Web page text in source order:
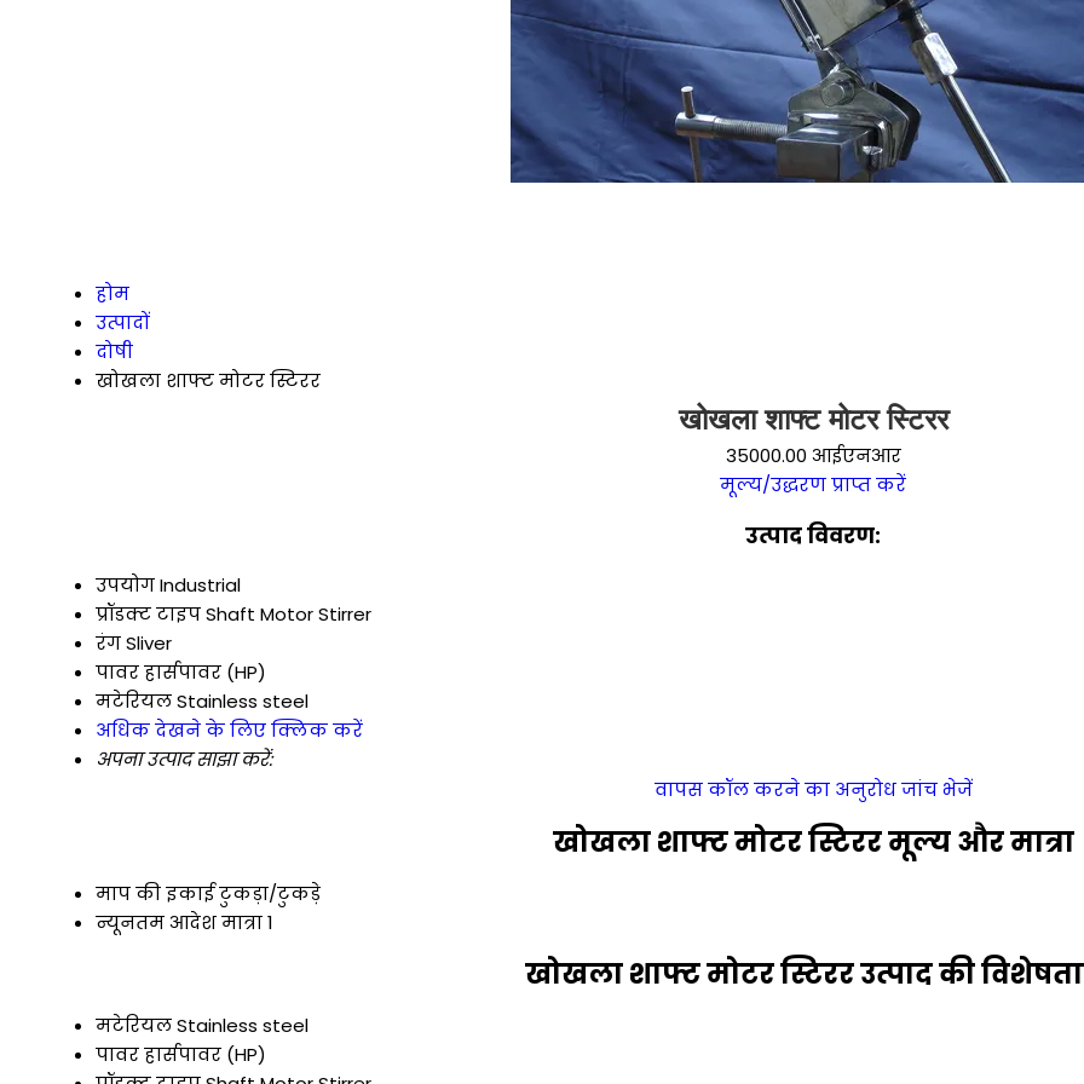
होम
उत्पादों
दोषी
खोखला शाफ्ट मोटर स्टिरर
खोखला शाफ्ट मोटर स्टिरर
35000.00 आईएनआर
मूल्य/उद्धरण प्राप्त करें
उत्पाद विवरण:
उपयोगIndustrial
प्रॉडक्ट टाइपShaft Motor Stirrer
रंगSliver
पावरहार्सपावर (HP)
मटेरियलStainless steel
अधिक देखने के लिए क्लिक करें
अपना उत्पाद साझा करें:
वापस कॉल करने का अनुरोध जांच भेजें
खोखला शाफ्ट मोटर स्टिरर मूल्य और मात्रा
माप की इकाईटुकड़ा/टुकड़े
न्यूनतम आदेश मात्रा1
खोखला शाफ्ट मोटर स्टिरर उत्पाद की
मटेरियलStainless steel
पावरहार्सपावर (HP)